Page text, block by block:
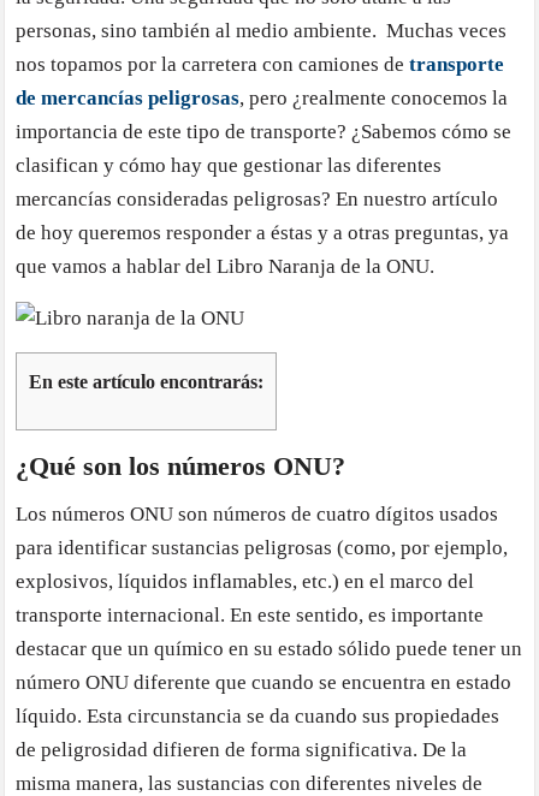
personas, sino también al medio ambiente. Muchas veces
nos topamos por la carretera con camiones detransporte
de mercancías peligrosas, pero ¿realmente conocemos la
importancia de este tipo de transporte? ¿Sabemos cómo se
clasifican y cómo hay que gestionar las diferentes
mercancías consideradas peligrosas? En nuestro artículo
de hoy queremos responder a éstas y a otras preguntas, ya
que vamos a hablar del Libro Naranja de la ONU.
En este artículo encontrarás:
¿Qué son los números ONU?
Los números ONU son números de cuatro dígitos usados
para identificar sustancias peligrosas (como, por ejemplo,
explosivos, líquidos inflamables, etc.) en el marco del
transporte internacional. En este sentido, es importante
destacar que un químico en su estado sólido puede tener un
número ONU diferente que cuando se encuentra en estado
líquido. Esta circunstancia se da cuando sus propiedades
de peligrosidad difieren de forma significativa. De la
misma manera, las sustancias con diferentes niveles de